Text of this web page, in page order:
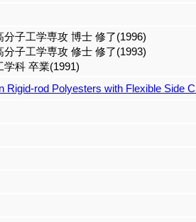
子工学専攻 博士 修了(1996)
子工学専攻 修士 修了(1993)
科 卒業(1991)
Rigid-rod Polyesters with Flexible Side